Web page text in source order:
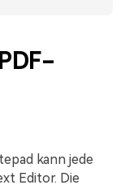
kann jede
Editor. Die